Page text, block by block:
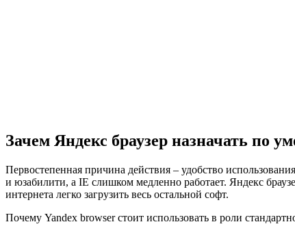
Зачем Яндекс браузер назначать по
Первостепенная причина действия – удобство
и юзабилити, а IE слишком медленно работает. Яндекс
интернета легко загрузить весь остальной софт.
Почему Yandex browser стоит использовать в роли